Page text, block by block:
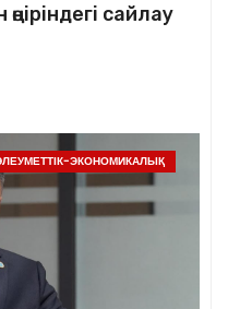
сайлау
ЭКОНОМИКАЛЫҚ